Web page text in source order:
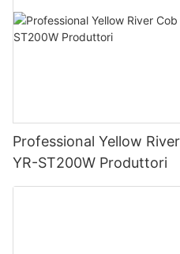
Professional Yellow
YR-ST200W Produttori